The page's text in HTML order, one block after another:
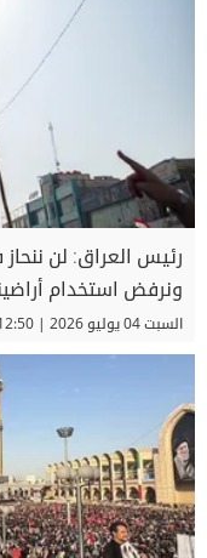
رئيس العراق: لن
ونرفض استخدام
السبت 04 يوليو 2026 | 12:50 مساءً